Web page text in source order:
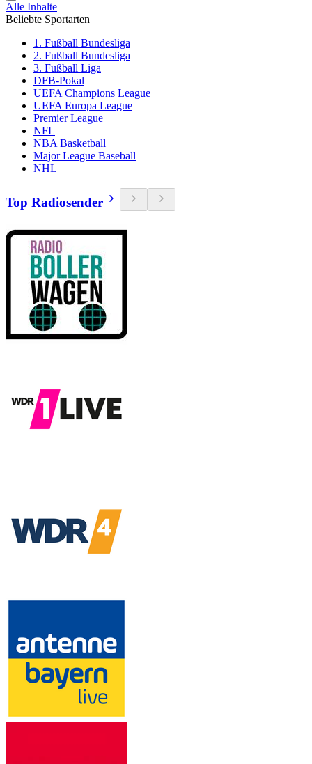
Alle Inhalte
Beliebte Sportarten
1. Fußball Bundesliga
2. Fußball Bundesliga
3. Fußball Liga
DFB-Pokal
UEFA Champions League
UEFA Europa League
Premier League
NFL
NBA Basketball
Major League Baseball
NHL
Top Radiosender